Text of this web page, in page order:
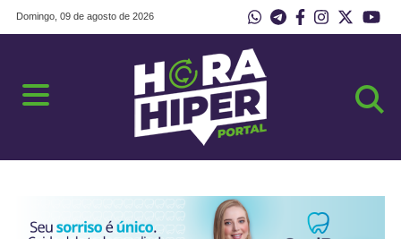
Domingo, 09 de agosto de 2026